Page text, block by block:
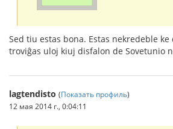
Sed tiu estas bona. Estas nekredeble ke
troviĝas uloj kiuj disfalon de Sovetunio
lagtendisto (Показать профиль)
12 мая 2014 г., 0:04:11